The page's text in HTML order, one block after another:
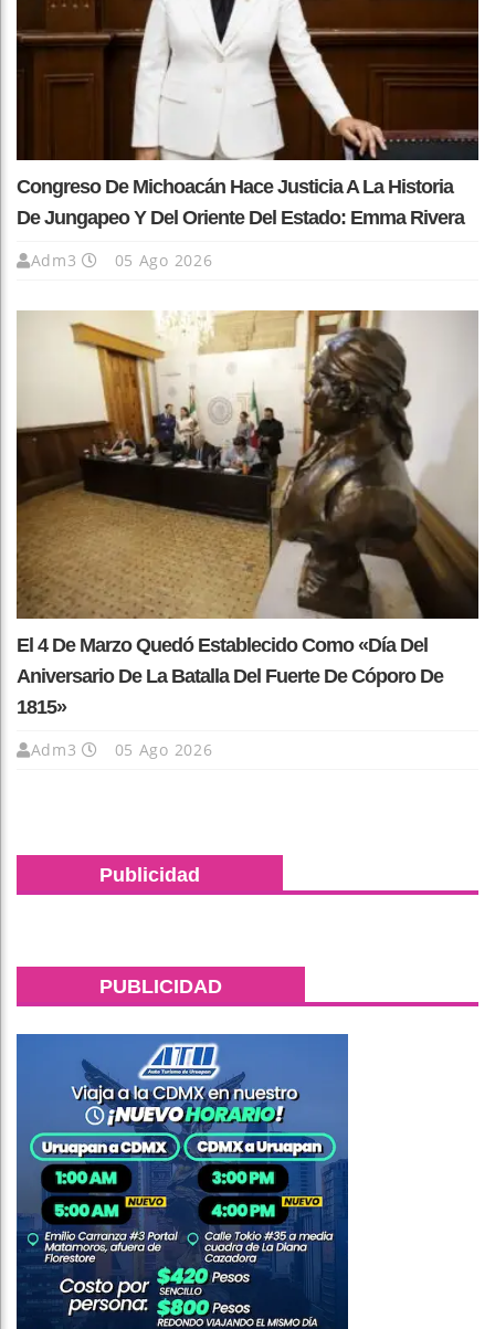
Congreso De Michoacán Hace Justicia A La Historia
De Jungapeo Y Del Oriente Del Estado: Emma Rivera
Adm3 05 Ago 2026
El 4 De Marzo Quedó Establecido Como «Día Del
Aniversario De La Batalla Del Fuerte De Cóporo De
1815»
Adm3 05 Ago 2026
Publicidad
PUBLICIDAD